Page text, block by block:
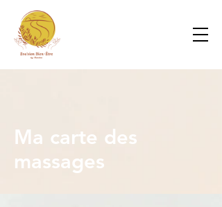
Ma carte des
massages